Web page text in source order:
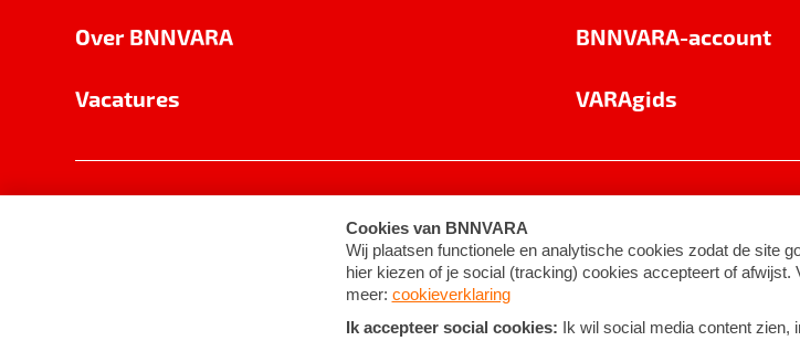
Over BNNVARA
Vacatures
BNNVARA-account
VARAgids
Cookie-instellingen Algemene voorwaarden ©2026BNNVARA